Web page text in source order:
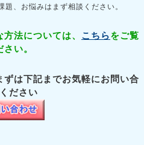
、お悩みはまず相談ください。
法については、 こちらをご覧
さい。
は下記までお気軽にお問い合
ださい